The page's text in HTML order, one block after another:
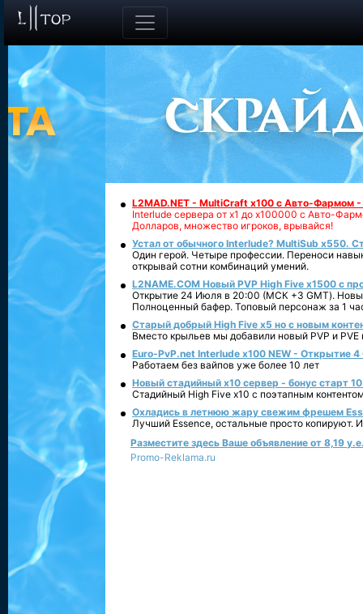
L2MAD.NET - MultiCraft x100 с Авто-Фармом
Interlude сервера от х1 до х100000 с Авто-
Долларов, множество игроков, врывайся!
Устал от обычного Interlude? MultiSub x550.
Один герой. Четыре профессии. Переноси
открывай сотни комбинаций умений.
L2NAME.COM Новый PVP High Five x1500 с
Открытие 24 Июля в 20:00 (МСК +3 GMT).
Полноценный бафер. Топовый персонаж за 1
Старый добрый High Five x5 но с новым
Вместо крыльев мы добавили новый PVP и PVE
Euro-PvP.net Interlude х100 NEW - Открытие 4
Работаем без вайпов уже более 10 лет
Новый стадийный х10 сервер - бонус старт
Стадийный High Five x10 с поэтапным
Охладись в летнюю жару свежим фрешем
Лучший Essence, остальные просто копируют.
Разместите здесь Ваше объявление от 8,19
Promo-Reklama.ru